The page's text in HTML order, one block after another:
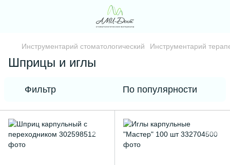
Инструментарий стоматологический Инструментарий
Шприцы и иглы
Фильтр По популярности